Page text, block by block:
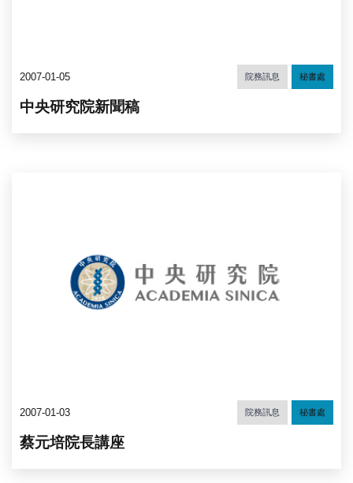
2007-01-05 院務訊息 秘書處
中央研究院新聞稿
2007-01-03 院務訊息 秘書處
蔡元培院長講座